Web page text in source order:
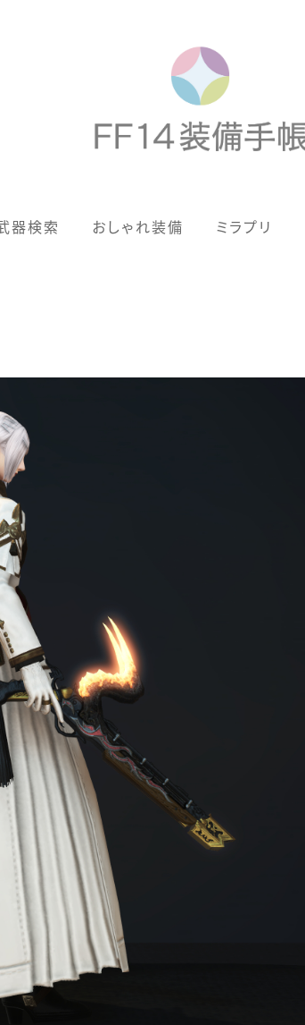
器検索 おしゃれ装備 ミラプリ
男女別デザイン
フルフェイス
頭装備ギミックあり
ネイル
ノースリーブ
半袖
五分袖
七分袖